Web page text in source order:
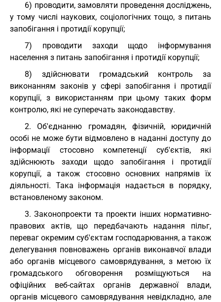
6) проводити, замовляти проведення досліджень,
у тому числі наукових, соціологічних тощо, з питань
запобігання і протидії корупції;
7) проводити заходи щодо інформування
населення з питань запобігання і протидії корупції;
8) здійснювати громадський контроль за
виконанням законів у сфері запобігання і протидії
корупції, з використанням при цьому таких форм
контролю, які не суперечать законодавству.
2. Об'єднанню громадян, фізичній, юридичній
особі не може бути відмовлено в наданні доступу до
інформації стосовно компетенції суб'єктів, які
здійснюють заходи щодо запобігання і протидії
корупції, а також стосовно основних напрямів їх
діяльності. Така інформація надається в порядку,
встановленому законом.
3. Законопроекти та проекти інших нормативно-
правових актів, що передбачають надання пільг,
переваг окремим суб'єктам господарювання, а також
делегування повноважень органів виконавчої влади
або органів місцевого самоврядування, з метою їх
громадського обговорення розміщуються на
офіційних веб-сайтах органів державної влади,
органів місцевого самоврядування невідкладно, але